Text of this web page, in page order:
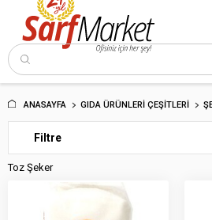
5000 TL ve Üzeri Alışverişlerde
ve Trakya İçin
ANASAYFA GIDA ÜRÜNLERI ÇEŞITLERI
Filtre
Toz Şeker